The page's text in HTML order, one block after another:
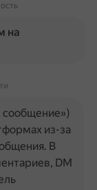
на
сообщение»)
из-за
В
DM